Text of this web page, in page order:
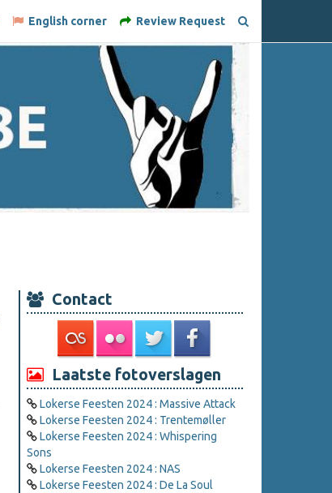
English corner Review Request
Contact
Laatste fotoverslagen
Lokerse Feesten 2024 : Massive Attack
Lokerse Feesten 2024 : Trentemøller
Lokerse Feesten 2024 : Whispering
Sons
Lokerse Feesten 2024 : NAS
Lokerse Feesten 2024 : De La Soul